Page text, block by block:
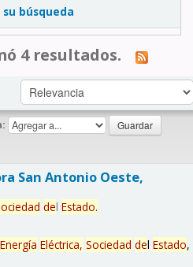
su búsqueda
4 resultados.
San Antonio Oeste,
del Estado.
Energía Eléctrica, Sociedad del Estado,